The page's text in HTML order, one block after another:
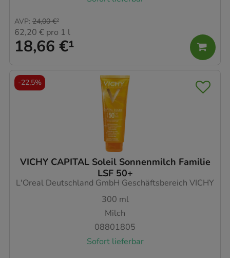
18,66 €¹
AVP: 24,00 €²
62,20 € pro 1 l
VICHY CAPITAL Soleil Sonnenmilch Familie
LSF 50+
L'Oreal Deutschland GmbH Geschäftsbereich VICHY
300 ml
Milch
08801805
Sofort lieferbar
-22,5%